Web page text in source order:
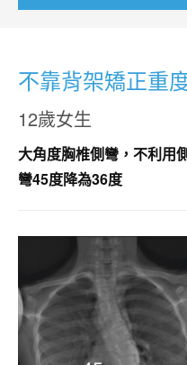
不靠背架矯正重
12歲女生
大角度胸椎側彎，不利用
彎45度降為36度